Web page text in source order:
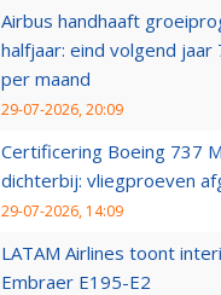
Airbus handhaaft
halfjaar: eind volgend jaar
per maand
29-07-2026, 20:09
Certificering Boeing 737
dichterbij: vliegproeven
29-07-2026, 14:09
LATAM Airlines toont
Embraer E195-E2